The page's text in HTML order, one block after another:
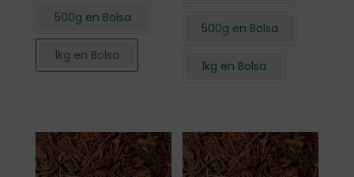
500g en Bolsa
1kg en Bolsa
500g en Bolsa
1kg en Bolsa